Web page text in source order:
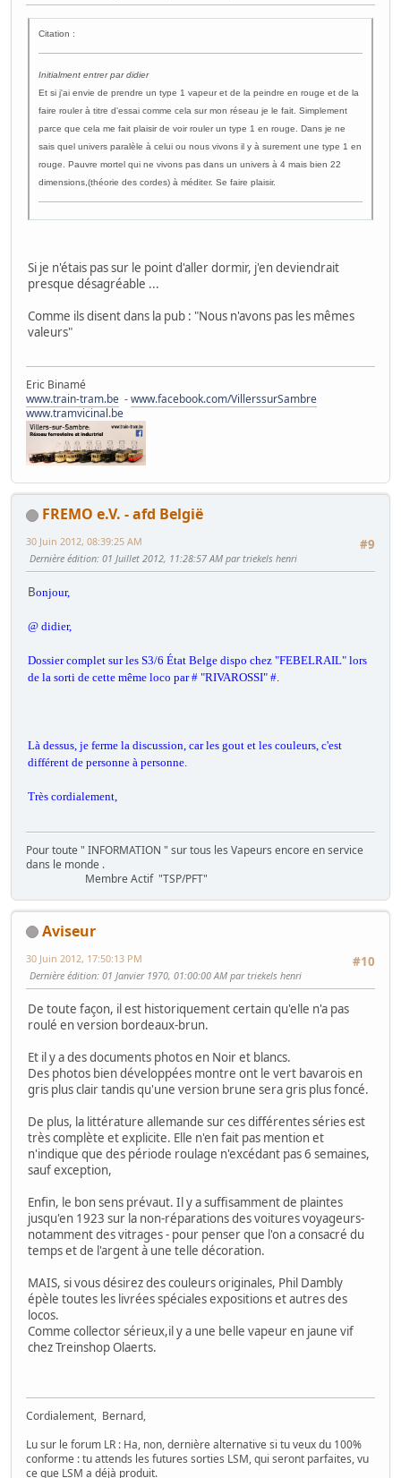
Citation :
Initialment entrer par didier
Et si j'ai envie de prendre un type 1 vapeur et de la peindre en rouge et de la
faire rouler à titre d'essai comme cela sur mon réseau je le fait. Simplement
parce que cela me fait plaisir de voir rouler un type 1 en rouge. Dans je ne
sais quel univers paralèle à celui ou nous vivons il y à surement une type 1 en
rouge. Pauvre mortel qui ne vivons pas dans un univers à 4 mais bien 22
dimensions,(théorie des cordes) à méditer. Se faire plaisir.
Si je n'étais pas sur le point d'aller dormir, j'en deviendrait
presque désagréable ...
Comme ils disent dans la pub : "Nous n'avons pas les mêmes
valeurs"
Eric Binamé
www.train-tram.be -www.facebook.com/VillerssurSambre
www.tramvicinal.be
FREMO e.V. - afd België
#9
30 Juin 2012, 08:39:25 AM
Dernière édition: 01 Juillet 2012, 11:28:57 AM par triekels henri
Bonjour,
@ didier,
Dossier complet sur les S3/6 État Belge dispo chez "FEBELRAIL" lors
de la sorti de cette même loco par # "RIVAROSSI" #.
Là dessus, je ferme la discussion, car les gout et les couleurs, c'est
différent de personne à personne.
Très cordialement,
Pour toute " INFORMATION " sur tous les Vapeurs encore en service
dans le monde .
Membre Actif "TSP/PFT"
Aviseur
#10
30 Juin 2012, 17:50:13 PM
Dernière édition: 01 Janvier 1970, 01:00:00 AM par triekels henri
De toute façon, il est historiquement certain qu'elle n'a pas
roulé en version bordeaux-brun.
Et il y a des documents photos en Noir et blancs.
Des photos bien développées montre ont le vert bavarois en
gris plus clair tandis qu'une version brune sera gris plus foncé.
De plus, la littérature allemande sur ces différentes séries est
très complète et explicite. Elle n'en fait pas mention et
n'indique que des période roulage n'excédant pas 6 semaines,
sauf exception,
Enfin, le bon sens prévaut. Il y a suffisamment de plaintes
jusqu'en 1923 sur la non-réparations des voitures voyageurs-
notamment des vitrages - pour penser que l'on a consacré du
temps et de l'argent à une telle décoration.
MAIS, si vous désirez des couleurs originales, Phil Dambly
épèle toutes les livrées spéciales expositions et autres des
locos.
Comme collector sérieux,il y a une belle vapeur en jaune vif
chez Treinshop Olaerts.
Cordialement, Bernard,
Lu sur le forum LR : Ha, non, dernière alternative si tu veux du 100%
conforme : tu attends les futures sorties LSM, qui seront parfaites, vu
ce que LSM a déjà produit.